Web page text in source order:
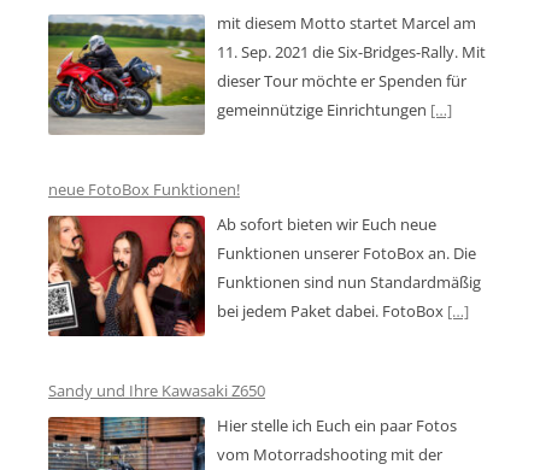
mit diesem Motto startet Marcel am
11. Sep. 2021 die Six-Bridges-Rally. Mit
dieser Tour möchte er Spenden für
gemeinnützige Einrichtungen […]
neue FotoBox Funktionen!
Ab sofort bieten wir Euch neue
Funktionen unserer FotoBox an. Die
Funktionen sind nun Standardmäßig
bei jedem Paket dabei. FotoBox […]
Sandy und Ihre Kawasaki Z650
Hier stelle ich Euch ein paar Fotos
vom Motorradshooting mit der